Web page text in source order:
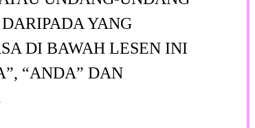
YANG
DI BAWAH LESEN INI
“ANDA” DAN